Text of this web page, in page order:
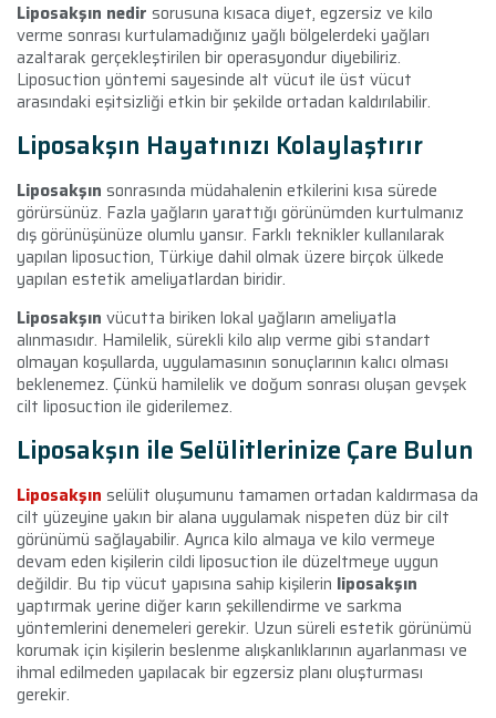
Liposakşın nedir sorusuna kısaca diyet, egzersiz ve kilo
verme sonrası kurtulamadığınız yağlı bölgelerdeki yağları
azaltarak gerçekleştirilen bir operasyondur diyebiliriz.
Liposuction yöntemi sayesinde alt vücut ile üst vücut
arasındaki eşitsizliği etkin bir şekilde ortadan kaldırılabilir.
Liposakşın Hayatınızı Kolaylaştırır
Liposakşın sonrasında müdahalenin etkilerini kısa sürede
görürsünüz. Fazla yağların yarattığı görünümden kurtulmanız
dış görünüşünüze olumlu yansır. Farklı teknikler kullanılarak
yapılan liposuction, Türkiye dahil olmak üzere birçok ülkede
yapılan estetik ameliyatlardan biridir.
Liposakşın vücutta biriken lokal yağların ameliyatla
alınmasıdır. Hamilelik, sürekli kilo alıp verme gibi standart
olmayan koşullarda, uygulamasının sonuçlarının kalıcı olması
beklenemez. Çünkü hamilelik ve doğum sonrası oluşan gevşek
cilt liposuction ile giderilemez.
Liposakşın ile Selülitlerinize Çare Bulun
Liposakşın selülit oluşumunu tamamen ortadan kaldırmasa da
cilt yüzeyine yakın bir alana uygulamak nispeten düz bir cilt
görünümü sağlayabilir. Ayrıca kilo almaya ve kilo vermeye
devam eden kişilerin cildi liposuction ile düzeltmeye uygun
değildir. Bu tip vücut yapısına sahip kişilerin liposakşın
yaptırmak yerine diğer karın şekillendirme ve sarkma
yöntemlerini denemeleri gerekir. Uzun süreli estetik görünümü
korumak için kişilerin beslenme alışkanlıklarının ayarlanması ve
ihmal edilmeden yapılacak bir egzersiz planı oluşturması
gerekir.